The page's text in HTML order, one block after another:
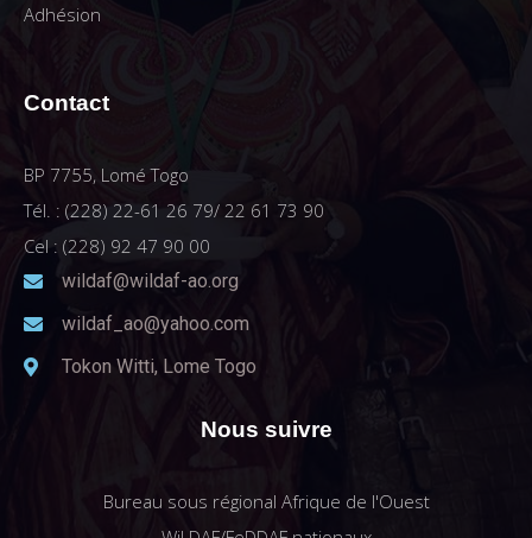
Adhésion
Contact
BP 7755, Lomé Togo
Tél. : (228) 22-61 26 79/ 22 61 73 90
Cel : (228) 92 47 90 00
wildaf@wildaf-ao.org
wildaf_ao@yahoo.com
Tokon Witti, Lome Togo
Nous suivre
Bureau sous régional Afrique de l'Ouest